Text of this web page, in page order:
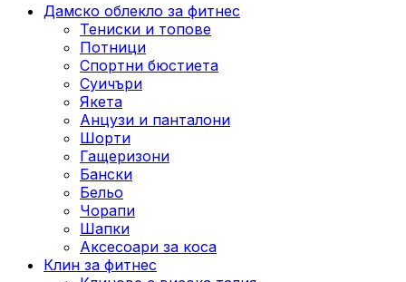
Дамско облекло за фитнес
Тениски и топове
Потници
Спортни бюстиета
Суичъри
Якета
Aнцузи и панталони
Шорти
Гащеризони
Бански
Бельо
Чорапи
Шапки
Аксесоари за коса
Клин за фитнес